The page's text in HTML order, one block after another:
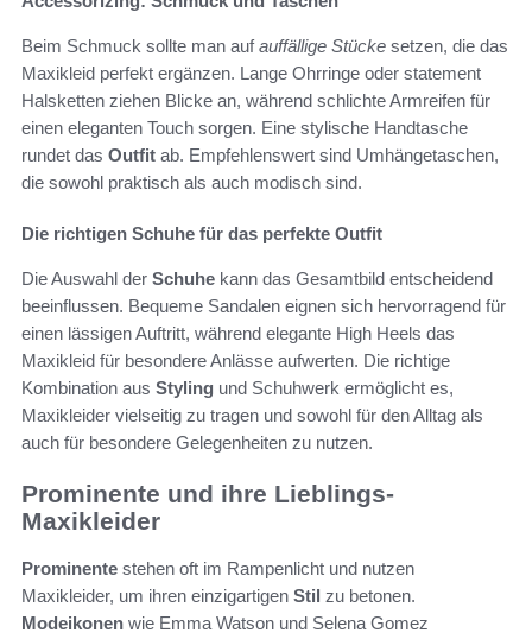
Beim Schmuck sollte man aufauffällige Stücke setzen, die das
Maxikleid perfekt ergänzen. Lange Ohrringe oder statement
Halsketten ziehen Blicke an, während schlichte Armreifen für
einen eleganten Touch sorgen. Eine stylische Handtasche
rundet das Outfit ab. Empfehlenswert sind Umhängetaschen,
die sowohl praktisch als auch modisch sind.
Die richtigen Schuhe für das perfekte Outfit
Die Auswahl der Schuhe kann das Gesamtbild entscheidend
beeinflussen. Bequeme Sandalen eignen sich hervorragend für
einen lässigen Auftritt, während elegante High Heels das
Maxikleid für besondere Anlässe aufwerten. Die richtige
Kombination aus Styling und Schuhwerk ermöglicht es,
Maxikleider vielseitig zu tragen und sowohl für den Alltag als
auch für besondere Gelegenheiten zu nutzen.
Prominente und ihre Lieblings-
Maxikleider
Prominente stehen oft im Rampenlicht und nutzen
Maxikleider, um ihren einzigartigen Stil zu betonen.
Modeikonen wie Emma Watson und Selena Gomez